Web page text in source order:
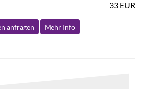
33 EUR
anfragen Mehr Info